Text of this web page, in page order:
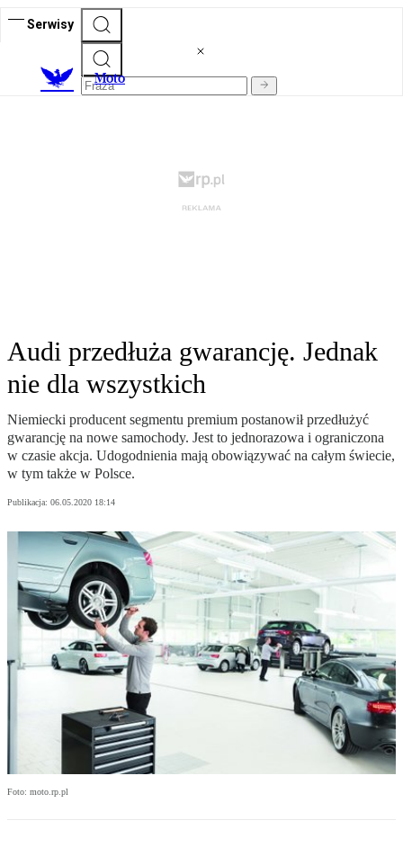
Serwisy
Moto
Audi przedłuża gwarancję. Jednak
nie dla wszystkich
Niemiecki producent segmentu premium postanowił przedłużyć
gwarancję na nowe samochody. Jest to jednorazowa i ograniczona
w czasie akcja. Udogodnienia mają obowiązywać na całym świecie,
w tym także w Polsce.
Publikacja: 06.05.2020 18:14
Foto: moto.rp.pl